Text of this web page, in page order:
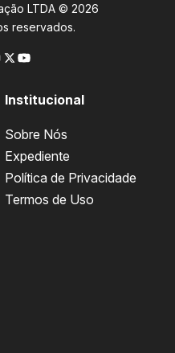
LTDA © 2026
reservados.
Institucional
Sobre Nós
Expediente
Política de Privacidade
Termos de Uso